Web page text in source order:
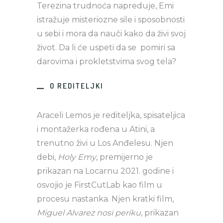
Terezina trudnoća napreduje, Emi
istražuje misteriozne sile i sposobnosti
u sebi i mora da nauči kako da živi svoj
život. Da li će uspeti da se pomiri sa
darovima i prokletstvima svog tela?
O REDITELJKI
Araceli Lemos je rediteljka, spisateljica
i montažerka rođena u Atini, a
trenutno živi u Los Anđelesu. Njen
debi, Holy Emy, premijerno je
prikazan na Locarnu 2021. godine i
osvojio je FirstCutLab kao film u
procesu nastanka. Njen kratki film,
Miguel Alvarez nosi periku, prikazan